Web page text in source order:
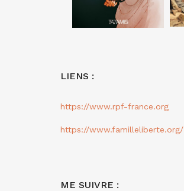
LIENS :
https://www.rpf-france.org
https://www.familleliberte.org/
ME SUIVRE :